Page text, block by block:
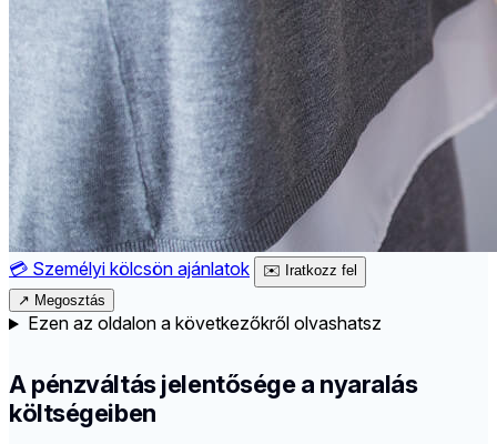
💳 Személyi kölcsön ajánlatok ✉️ Iratkozz fel
↗ Megosztás
Ezen az oldalon a következőkről olvashatsz
A pénzváltás jelentősége a nyaralás
költségeiben